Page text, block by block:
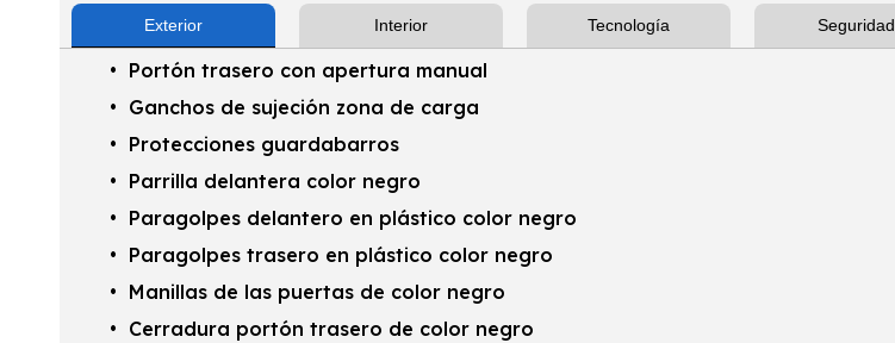
Exterior Interior Tecnología Seguridad
Portón trasero con apertura manual
Ganchos de sujeción zona de carga
Protecciones guardabarros
Parrilla delantera color negro
Paragolpes delantero en plástico color negro
Paragolpes trasero en plástico color negro
Manillas de las puertas de color negro
Cerradura portón trasero de color negro